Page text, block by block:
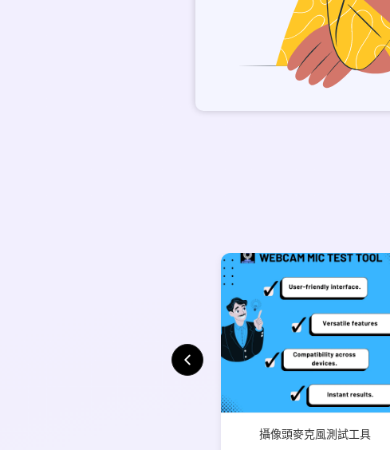
攝像頭麥克風測試工具